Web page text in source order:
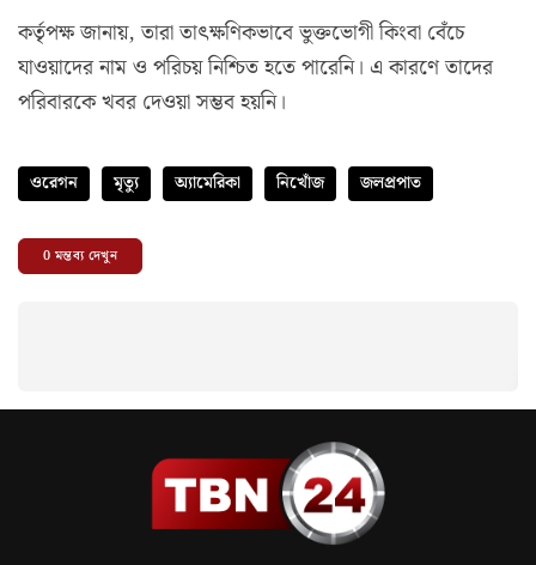
কর্তৃপক্ষ জানায়, তারা তাৎক্ষণিকভাবে ভুক্তভোগী কিংবা বেঁচে
যাওয়াদের নাম ও পরিচয় নিশ্চিত হতে পারেনি। এ কারণে তাদের
পরিবারকে খবর দেওয়া সম্ভব হয়নি।
ওরেগন মৃত্যু অ্যামেরিকা নিখোঁজ জলপ্রপাত
0মন্তব্য দেখুন